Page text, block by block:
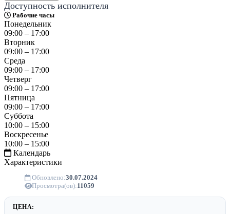
Доступность исполнителя
Рабочие часы
Понедельник
09:00 – 17:00
Вторник
09:00 – 17:00
Среда
09:00 – 17:00
Четверг
09:00 – 17:00
Пятница
09:00 – 17:00
Суббота
10:00 – 15:00
Воскресенье
10:00 – 15:00
Календарь
Характеристики
Обновлено:30.07.2024
Просмотра(ов):11059
ЦЕНА: